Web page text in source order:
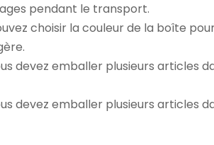
pendant le transport.
choisir la couleur de la boîte
devez emballer plusieurs articles
devez emballer plusieurs articles